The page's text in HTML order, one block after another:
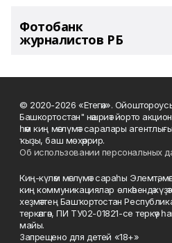
Фотобанк
журналистов РБ
© 2020-2026 «Етегән».
Башкортостан" нәшриәт йорто
һәм киң мәғлүмәт саралары агентлығы.
ҡыҙы, баш мөхәррир.
Об использовании персональных
Киң-күләм мәғлүмәт сараһы Элемтә,
киң коммуникациялар өлкәһендә
хеҙмәттең Башҡортостан
теркәлгән, ПИ ТУ02-01821-се
майы.
Запрещено для детей «18+»